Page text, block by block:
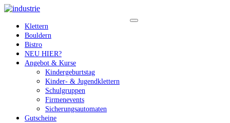
Klettern
Bouldern
Bistro
NEU HIER?
Angebot & Kurse
Kindergeburtstag
Kinder- & Jugendklettern
Schulgruppen
Firmenevents
Sicherungsautomaten
Gutscheine